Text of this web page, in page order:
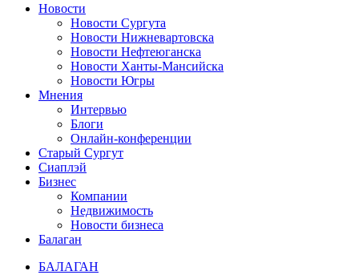
Новости
Новости Сургута
Новости Нижневартовска
Новости Нефтеюганска
Новости Ханты-Мансийска
Новости Югры
Мнения
Интервью
Блоги
Онлайн-конференции
Старый Сургут
Сиаплэй
Бизнес
Компании
Недвижимость
Новости бизнеса
Балаган
БАЛАГАН